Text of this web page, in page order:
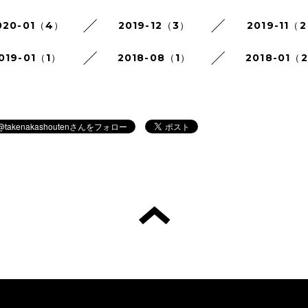
01（4） 2019-12（3） 2019-11（2
01（1） 2018-08（1） 2018-01（2